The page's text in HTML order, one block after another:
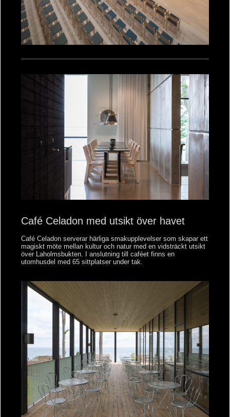
Café Celadon med utsikt över havet
Café Celadon serverar härliga smakupplevelser som skapar ett
magiskt möte mellan kultur och natur med en vidsträckt utsikt
över Laholmsbukten. I anslutning till caféet finns en
utomhusdel med 65 sittplatser under tak.